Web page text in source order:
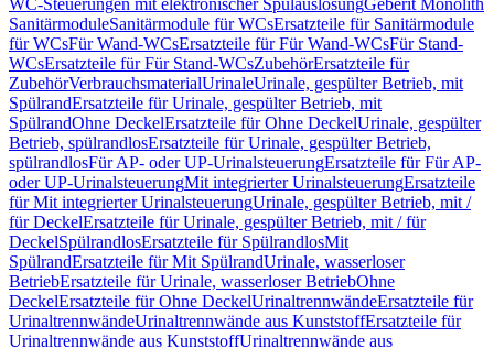
WC-Steuerungen mit elektronischer SpülauslösungGeberit Monolith
SanitärmoduleSanitärmodule für WCsErsatzteile für Sanitärmodule
für WCsFür Wand-WCsErsatzteile für Für Wand-WCsFür Stand-
WCsErsatzteile für Für Stand-WCsZubehörErsatzteile für
ZubehörVerbrauchsmaterialUrinaleUrinale, gespülter Betrieb, mit
SpülrandErsatzteile für Urinale, gespülter Betrieb, mit
SpülrandOhne DeckelErsatzteile für Ohne DeckelUrinale, gespülter
Betrieb, spülrandlosErsatzteile für Urinale, gespülter Betrieb,
spülrandlosFür AP- oder UP-UrinalsteuerungErsatzteile für Für AP-
oder UP-UrinalsteuerungMit integrierter UrinalsteuerungErsatzteile
für Mit integrierter UrinalsteuerungUrinale, gespülter Betrieb, mit /
für DeckelErsatzteile für Urinale, gespülter Betrieb, mit / für
DeckelSpülrandlosErsatzteile für SpülrandlosMit
SpülrandErsatzteile für Mit SpülrandUrinale, wasserloser
BetriebErsatzteile für Urinale, wasserloser BetriebOhne
DeckelErsatzteile für Ohne DeckelUrinaltrennwändeErsatzteile für
UrinaltrennwändeUrinaltrennwände aus KunststoffErsatzteile für
Urinaltrennwände aus KunststoffUrinaltrennwände aus